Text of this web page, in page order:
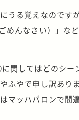
うる覚えなのです
めんなさい）」な
関してはどのシー
ふやで申し訳あり
マッハバロンで間